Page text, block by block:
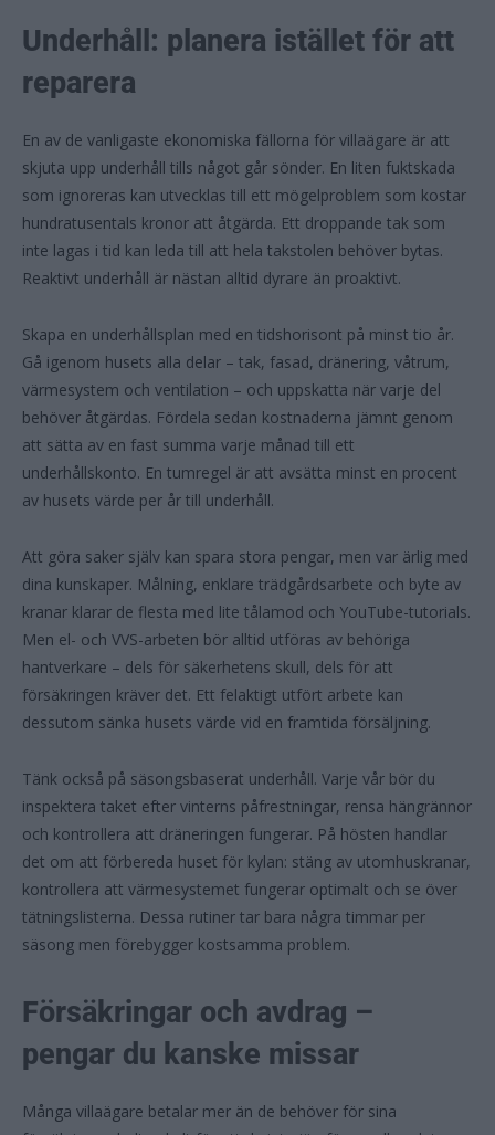
Underhåll: planera istället för att
reparera
En av de vanligaste ekonomiska fällorna för villaägare är att
skjuta upp underhåll tills något går sönder. En liten fuktskada
som ignoreras kan utvecklas till ett mögelproblem som kostar
hundratusentals kronor att åtgärda. Ett droppande tak som
inte lagas i tid kan leda till att hela takstolen behöver bytas.
Reaktivt underhåll är nästan alltid dyrare än proaktivt.
Skapa en underhållsplan med en tidshorisont på minst tio år.
Gå igenom husets alla delar – tak, fasad, dränering, våtrum,
värmesystem och ventilation – och uppskatta när varje del
behöver åtgärdas. Fördela sedan kostnaderna jämnt genom
att sätta av en fast summa varje månad till ett
underhållskonto. En tumregel är att avsätta minst en procent
av husets värde per år till underhåll.
Att göra saker själv kan spara stora pengar, men var ärlig med
dina kunskaper. Målning, enklare trädgårdsarbete och byte av
kranar klarar de flesta med lite tålamod och YouTube-tutorials.
Men el- och VVS-arbeten bör alltid utföras av behöriga
hantverkare – dels för säkerhetens skull, dels för att
försäkringen kräver det. Ett felaktigt utfört arbete kan
dessutom sänka husets värde vid en framtida försäljning.
Tänk också på säsongsbaserat underhåll. Varje vår bör du
inspektera taket efter vinterns påfrestningar, rensa hängrännor
och kontrollera att dräneringen fungerar. På hösten handlar
det om att förbereda huset för kylan: stäng av utomhuskranar,
kontrollera att värmesystemet fungerar optimalt och se över
tätningslisterna. Dessa rutiner tar bara några timmar per
säsong men förebygger kostsamma problem.
Försäkringar och avdrag –
pengar du kanske missar
Många villaägare betalar mer än de behöver för sina